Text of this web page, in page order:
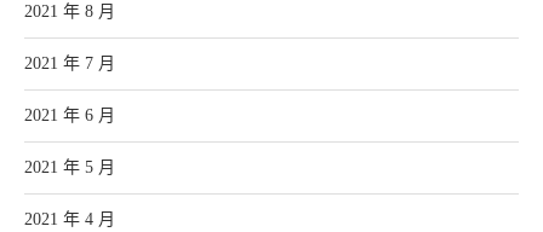
2021 年 8 月
2021 年 7 月
2021 年 6 月
2021 年 5 月
2021 年 4 月